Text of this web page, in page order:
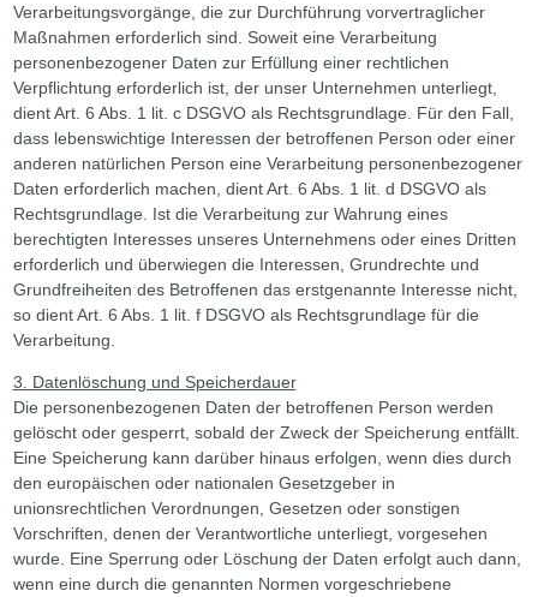
Verarbeitungsvorgänge, die zur Durchführung vorvertraglicher
Maßnahmen erforderlich sind. Soweit eine Verarbeitung
personenbezogener Daten zur Erfüllung einer rechtlichen
Verpflichtung erforderlich ist, der unser Unternehmen unterliegt,
dient Art. 6 Abs. 1 lit. c DSGVO als Rechtsgrundlage. Für den Fall,
dass lebenswichtige Interessen der betroffenen Person oder einer
anderen natürlichen Person eine Verarbeitung personenbezogener
Daten erforderlich machen, dient Art. 6 Abs. 1 lit. d DSGVO als
Rechtsgrundlage. Ist die Verarbeitung zur Wahrung eines
berechtigten Interesses unseres Unternehmens oder eines Dritten
erforderlich und überwiegen die Interessen, Grundrechte und
Grundfreiheiten des Betroffenen das erstgenannte Interesse nicht,
so dient Art. 6 Abs. 1 lit. f DSGVO als Rechtsgrundlage für die
Verarbeitung.
3. Datenlöschung und Speicherdauer
Die personenbezogenen Daten der betroffenen Person werden
gelöscht oder gesperrt, sobald der Zweck der Speicherung entfällt.
Eine Speicherung kann darüber hinaus erfolgen, wenn dies durch
den europäischen oder nationalen Gesetzgeber in
unionsrechtlichen Verordnungen, Gesetzen oder sonstigen
Vorschriften, denen der Verantwortliche unterliegt, vorgesehen
wurde. Eine Sperrung oder Löschung der Daten erfolgt auch dann,
wenn eine durch die genannten Normen vorgeschriebene